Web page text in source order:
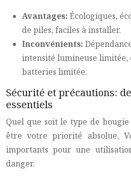
Avantages: Écologiques,
de piles, faciles à installer.
Inconvénients:
intensité lumineuse limitée,
batteries limitée.
Sécurité et précautions:
essentiels
Quel que soit le type de
être votre priorité absolue.
importants pour une
danger.